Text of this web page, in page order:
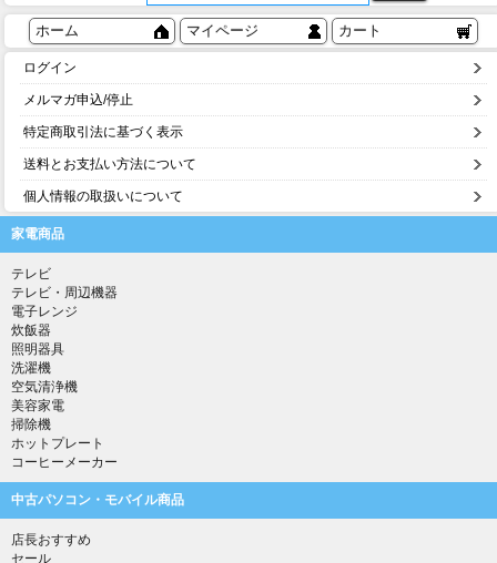
ホーム マイページ カート
ログイン
メルマガ申込/停止
特定商取引法に基づく表示
送料とお支払い方法について
個人情報の取扱いについて
家電商品
テレビ
テレビ・周辺機器
電子レンジ
炊飯器
照明器具
洗濯機
空気清浄機
美容家電
掃除機
ホットプレート
コーヒーメーカー
中古パソコン・モバイル商品
店長おすすめ
セール